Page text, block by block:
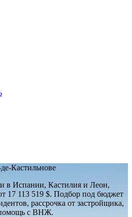
Кастильнове
в Испании, Кастилия и Леон,
17 113 519 $. Подбор под бюджет
рассрочка от застройщика,
помощь с ВНЖ.